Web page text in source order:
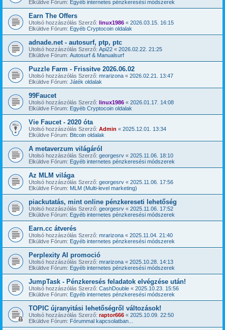
Elküldve Fórum: Egyéb internetes pénzkeresési módszerek
Earn The Offers
Utolsó hozzászólás Szerző: linux1986 « 2026.03.15. 16:15
Elküldve Fórum: Egyéb Cryptocoin oldalak
adnade.net - autosurf, ptp, ptc
Utolsó hozzászólás Szerző: Api22 « 2026.02.22. 21:25
Elküldve Fórum: Autosurf & Manualsurf
Puzzle Farm - Frissitve 2026.06.02
Utolsó hozzászólás Szerző: mrarizona « 2026.02.21. 13:47
Elküldve Fórum: Játék oldalak
99Faucet
Utolsó hozzászólás Szerző: linux1986 « 2026.01.17. 14:08
Elküldve Fórum: Egyéb Cryptocoin oldalak
Vie Faucet - 2020 óta
Utolsó hozzászólás Szerző: Admin « 2025.12.01. 13:34
Elküldve Fórum: Bitcoin oldalak
A metaverzum világáról
Utolsó hozzászólás Szerző: georgesrv « 2025.11.06. 18:10
Elküldve Fórum: Egyéb internetes pénzkeresési módszerek
Az MLM világa
Utolsó hozzászólás Szerző: georgesrv « 2025.11.06. 17:56
Elküldve Fórum: MLM (Multi-level marketing)
piackutatás, mint online pénzkereseti lehetőség
Utolsó hozzászólás Szerző: georgesrv « 2025.11.06. 17:52
Elküldve Fórum: Egyéb internetes pénzkeresési módszerek
Earn.cc átverés
Utolsó hozzászólás Szerző: mrarizona « 2025.11.04. 21:40
Elküldve Fórum: Egyéb internetes pénzkeresési módszerek
Perplexity AI promoció
Utolsó hozzászólás Szerző: mrarizona « 2025.10.28. 14:13
Elküldve Fórum: Egyéb internetes pénzkeresési módszerek
JumpTask - Pénzkeresés feladatok elvégzése után!
Utolsó hozzászólás Szerző: CashDouble « 2025.10.23. 15:56
Elküldve Fórum: Egyéb internetes pénzkeresési módszerek
TOPIC újranyitási lehetőségről változások!
Utolsó hozzászólás Szerző: raptor666 « 2025.10.09. 22:50
Elküldve Fórum: Fórummal kapcsolatban...